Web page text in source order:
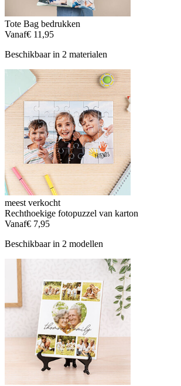
Tote Bag bedrukken
Vanaf€ 11,95
Beschikbaar in 2 materialen
meest verkocht
Rechthoekige fotopuzzel van karton
Vanaf€ 7,95
Beschikbaar in 2 modellen